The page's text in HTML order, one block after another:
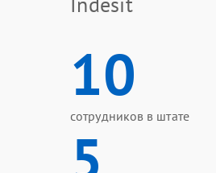
10
сотрудников в штате